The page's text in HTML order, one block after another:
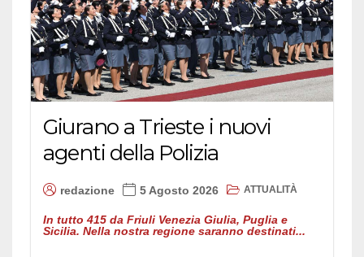
Giurano a Trieste i nuovi
agenti della Polizia
redazione 5 Agosto 2026 ATTUALITÀ
In tutto 415 da Friuli Venezia Giulia, Puglia e
Sicilia. Nella nostra regione saranno destinati...